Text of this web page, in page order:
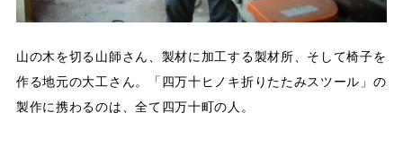
山の木を切る山師さん、製材に加工する製材所、そして椅子を
作る地元の大工さん。「四万十ヒノキ折りたたみスツール」の
製作に携わるのは、全て四万十町の人。